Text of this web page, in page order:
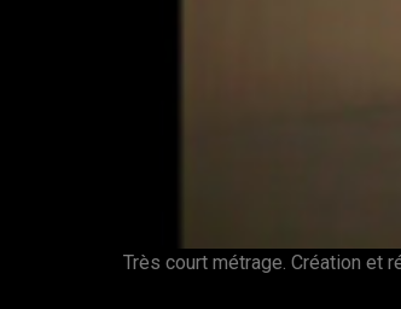
Très court métrage. Création et